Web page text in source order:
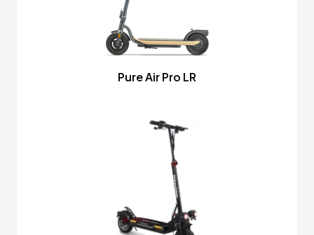
Pure Air Pro LR